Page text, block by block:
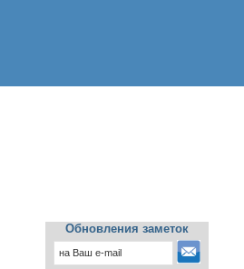
Обновления заметок